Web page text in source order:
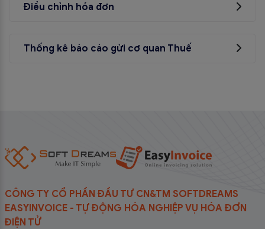
Điều chỉnh hóa đơn
Thống kê báo cáo gửi cơ quan Thuế
CÔNG TY CỔ PHẦN ĐẦU TƯ CN&TM SOFTDREAMS
EASYINVOICE - TỰ ĐỘNG HÓA NGHIỆP VỤ HÓA ĐƠN
ĐIỆN TỬ